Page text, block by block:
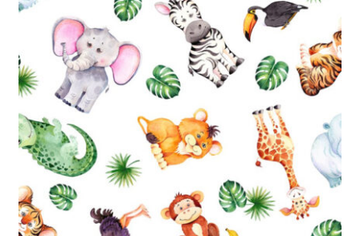
Gratis Patronen
Over ons